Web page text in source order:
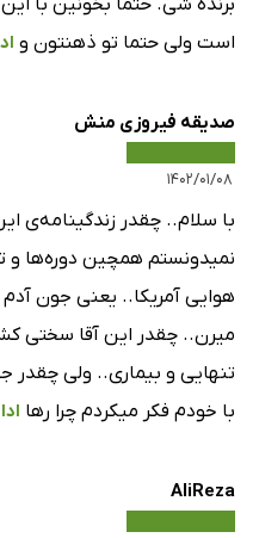
است ولی حتما تو ذهنتون و
صدیقه فیروزی منش
۱۴۰۲/۰۱/۰۸
با سلام.. چقدر زندگینامه‌ی
نمیدونستم همچین دوره‌ها و
هوایی آمریکا.. یعنی جون
میرن.. چقدر این آقا سختی
تنهایی و بیماری.. ولی چقدر
با خودم فکر میکردم چرا رها
AliReza